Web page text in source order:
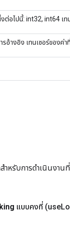
งต่อไปนี้: int32, int64 เ
รอ้างอิง เทนเซอร์ของค่
ำหรับการดำเนินงา
แบบคงที่ (use